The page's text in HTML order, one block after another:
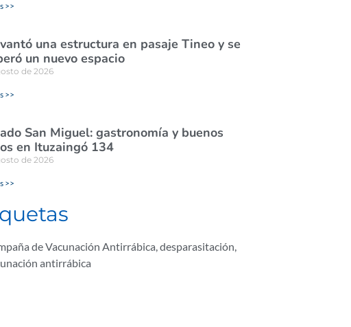
>>
una estructura en pasaje Tineo y se
un nuevo espacio
de 2026
>>
San Miguel: gastronomía y buenos
en Ituzaingó 134
de 2026
>>
de Vacunación Antirrábica,desparasitación,
antirrábica